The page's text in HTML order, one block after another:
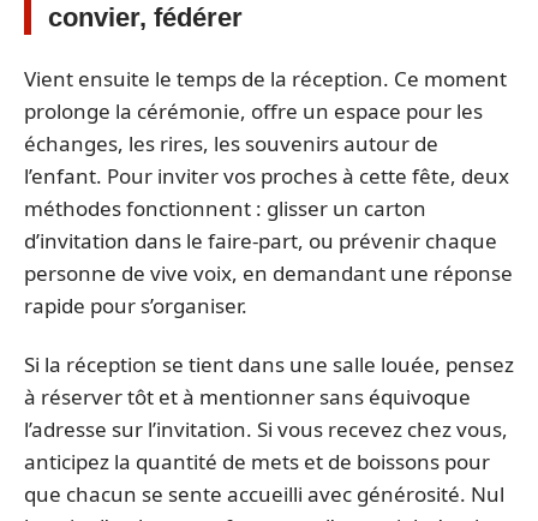
convier, fédérer
Vient ensuite le temps de la réception. Ce moment
prolonge la cérémonie, offre un espace pour les
échanges, les rires, les souvenirs autour de
l’enfant. Pour inviter vos proches à cette fête, deux
méthodes fonctionnent : glisser un carton
d’invitation dans le faire-part, ou prévenir chaque
personne de vive voix, en demandant une réponse
rapide pour s’organiser.
Si la réception se tient dans une salle louée, pensez
à réserver tôt et à mentionner sans équivoque
l’adresse sur l’invitation. Si vous recevez chez vous,
anticipez la quantité de mets et de boissons pour
que chacun se sente accueilli avec générosité. Nul